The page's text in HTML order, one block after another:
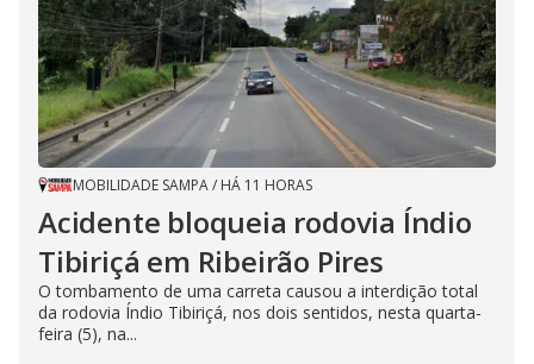
MOBILIDADE SAMPA/ HÁ 11 HORAS
Acidente bloqueia rodovia Índio
Tibiriçá em Ribeirão Pires
O tombamento de uma carreta causou a interdição total
da rodovia Índio Tibiriçá, nos dois sentidos, nesta quarta-
feira (5), na...